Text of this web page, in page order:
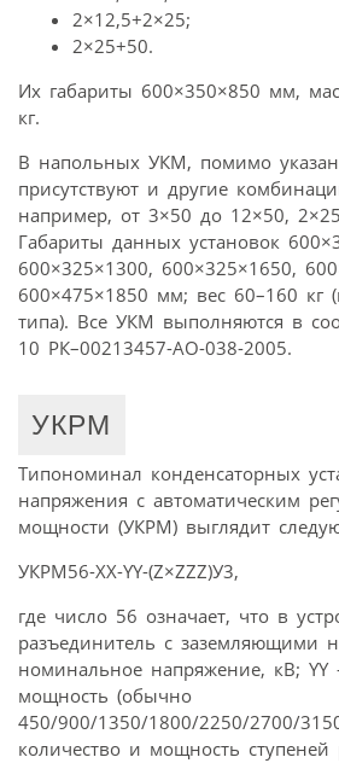
2×12,5+2×25;
2×25+50.
Их габариты 600×350×850 мм,
кг.
В напольных УКМ, помимо
присутствуют и другие
например, от 3×50 до 12×50,
Габариты данных установок
600×325×1300, 600×325×1650,
600×475×1850 мм; вес 60–160 кг
типа). Все УКМ выполняются в
10 РК–00213457-АО-038-2005.
УКРМ
Типономинал конденсаторных
напряжения с автоматическим
мощности (УКРМ) выглядит
УКРМ56-XX-YY-(Z×ZZZ)У3,
где число 56 означает, что в
разъединитель с заземляющими
номинальное напряжение, кВ;
мощность (обычно
450/900/1350/1800/2250/2700/
количество и мощность ступеней